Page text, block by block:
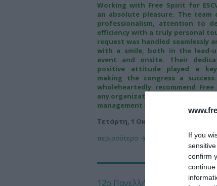
If you
confirm
Working with Free Spirit for
an absolute pleasure. The team
professionalism, attention to
efficiency with a truly personal
request was handled seamlessly
with a smile, both in the lead-
event and onsite. Their
positive attitude played a
making the congress a
wholeheartedly recommend
any organization seeking
management in Greece.
Τετάρτη, 1 Οκτωβρίου 2025
περισσότερα
12o Πανελλήνιο Συνέδριο